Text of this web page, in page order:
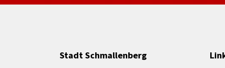
Stadt Schmallenberg